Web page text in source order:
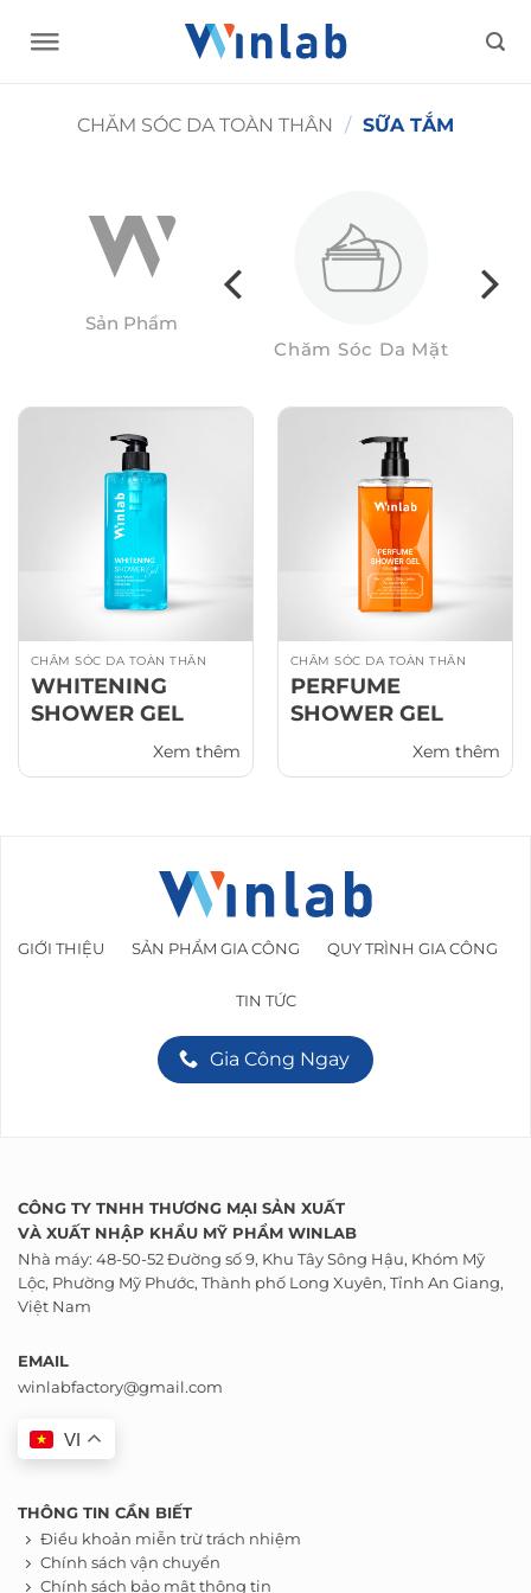
CHĂM SÓC DA TOÀN THÂN / SỮA TẮM
Sản Phẩm
Chăm Sóc Da Mặt
CHĂM SÓC DA TOÀN THÂN
WHITENING
SHOWER GEL
Xem thêm
CHĂM SÓC DA TOÀN THÂN
PERFUME
SHOWER GEL
Xem thêm
GIỚI THIỆU SẢN PHẨM GIA CÔNG QUY TRÌNH GIA CÔNG
TIN TỨC
Gia Công Ngay
CÔNG TY TNHH THƯƠNG MẠI SẢN XUẤT
VÀ XUẤT NHẬP KHẨU MỸ PHẨM WINLAB
Nhà máy: 48-50-52 Đường số 9, Khu Tây Sông Hậu, Khóm Mỹ
Lộc, Phường Mỹ Phước, Thành phố Long Xuyên, Tỉnh An Giang,
Việt Nam
EMAIL
winlabfactory@gmail.com
VI
THÔNG TIN CẦN BIẾT
Điều khoản miễn trừ trách nhiệm
Chính sách vận chuyển
Chính sách bảo mật thông tin